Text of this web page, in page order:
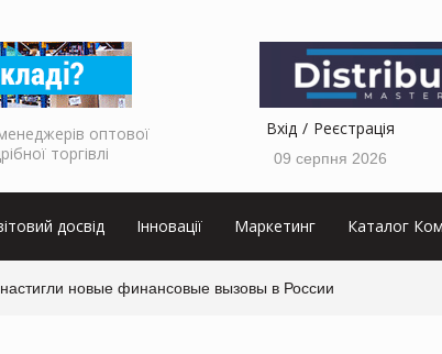
оптової
торгівлі
Вхід Реєстрація
09 серпня 2026
досвід Інновації Маркетинг Каталог
новые финансовые вызовы в России